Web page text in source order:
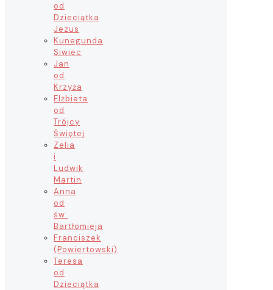
od
Dzieciątka
Jezus
Kunegunda
Siwiec
Jan
od
Krzyża
Elżbieta
od
Trójcy
Świętej
Zelia
i
Ludwik
Martin
Anna
od
św.
Bartłomieja
Franciszek
(Powiertowski)
Teresa
od
Dzieciątka